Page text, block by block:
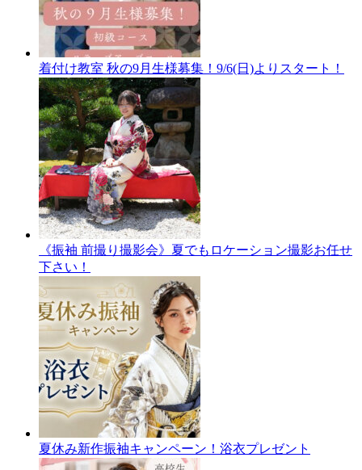
着付け教室 秋の9月生様募集！9/6(日)よりスタート！
《振袖 前撮り撮影会》夏でもロケーション撮影お任せ
下さい！
夏休み新作振袖キャンペーン！浴衣プレゼント